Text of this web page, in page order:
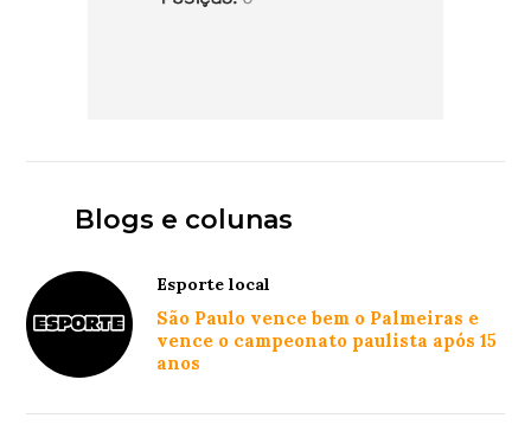
Blogs e colunas
Esporte local
São Paulo vence bem o Palmeiras e
vence o campeonato paulista após 15
anos